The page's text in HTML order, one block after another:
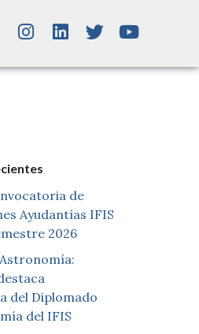
de
Ayudantías IFIS
2026
del Diplomado
del IFIS